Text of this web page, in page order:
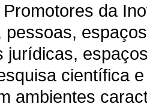
da
pessoas,
jurídicas,
científica
ambientes